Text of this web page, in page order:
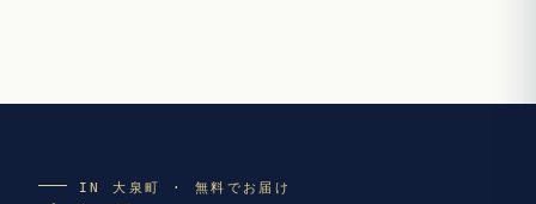
IN 大泉町 · 無料でお届け